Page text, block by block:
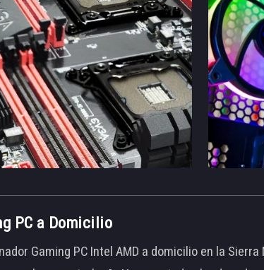
PC a Domicilio
Gaming PC Intel AMD a domicilio en la